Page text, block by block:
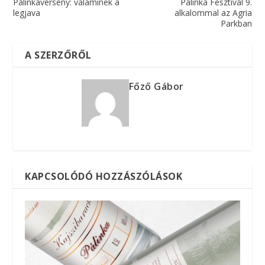
legjava
alkalommal az Agria
Parkban
A SZERZŐRŐL
Főző Gábor
KAPCSOLÓDÓ HOZZÁSZÓLÁSOK